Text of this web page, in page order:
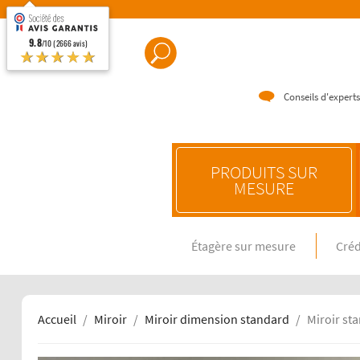
Conseils
PRODUITS SUR
MESURE
Crédence
Crédence
Étagère sur mesure
Accueil Miroir Miroir dimension standard Miroir
9.8/10 (2666 avis)
★★★★★